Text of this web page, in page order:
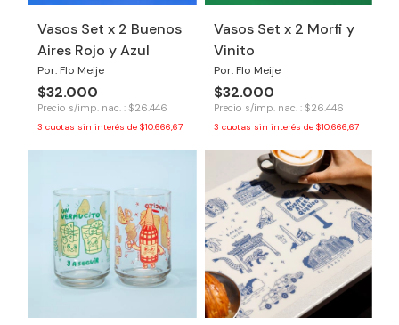
Vasos Set x 2 Buenos
Aires Rojo y Azul
Por: Flo Meije
$32.000
Precio s/imp. nac. : $26.446
3 cuotas sin interés de $10.666,67
Vasos Set x 2 Morfi y
Vinito
Por: Flo Meije
$32.000
Precio s/imp. nac. : $26.446
3 cuotas sin interés de $10.666,67